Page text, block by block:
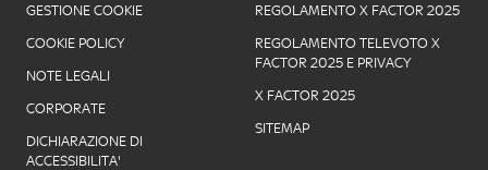
GESTIONE COOKIE
COOKIE POLICY
NOTE LEGALI
CORPORATE
DICHIARAZIONE DI
ACCESSIBILITA'
REGOLAMENTO X FACTOR 2025
REGOLAMENTO TELEVOTO X
FACTOR 2025 E PRIVACY
X FACTOR 2025
SITEMAP